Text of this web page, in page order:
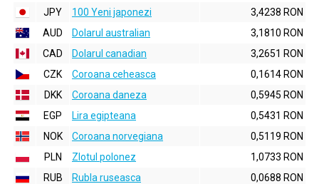
JPY
100 Yeni japonezi
3,4238 RON
AUD
Dolarul australian
3,1810 RON
CAD
Dolarul canadian
3,2651 RON
CZK
Coroana ceheasca
0,1614 RON
DKK
Coroana daneza
0,5945 RON
EGP
Lira egipteana
0,5431 RON
NOK
Coroana norvegiana
0,5119 RON
PLN
Zlotul polonez
1,0733 RON
RUB
Rubla ruseasca
0,0688 RON